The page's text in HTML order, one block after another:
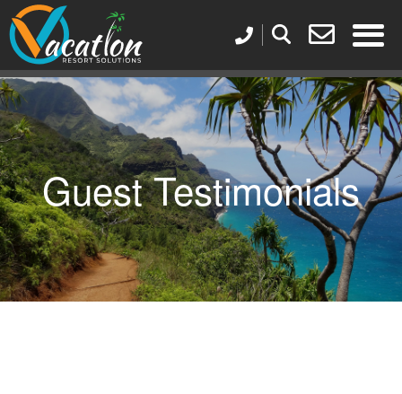
Guest Testimonials